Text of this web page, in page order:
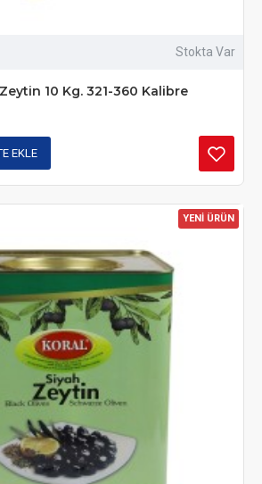
Stokta Var
10 Kg. 321-360 Kalibre
EKLE
YENİ ÜRÜN